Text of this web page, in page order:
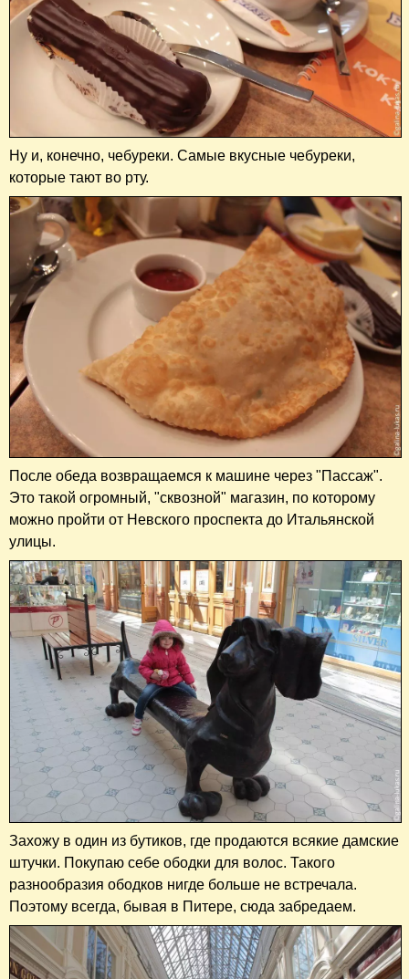
Ну и, конечно, чебуреки. Самые вкусные чебуреки,
которые тают во рту.
После обеда возвращаемся к машине через "Пассаж".
Это такой огромный, "сквозной" магазин, по которому
можно пройти от Невского проспекта до Итальянской
улицы.
Захожу в один из бутиков, где продаются всякие дамские
штучки. Покупаю себе ободки для волос. Такого
разнообразия ободков нигде больше не встречала.
Поэтому всегда, бывая в Питере, сюда забредаем.